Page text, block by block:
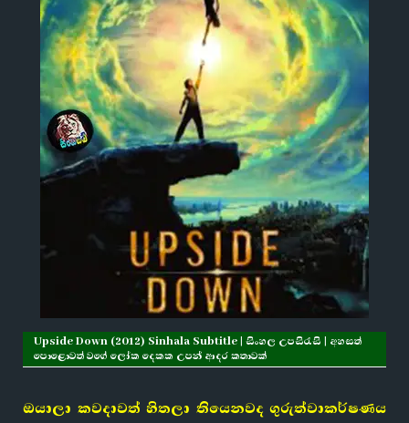
Upside Down (2012) Sinhala Subtitle | සිංහල උපසිරැසි | අහසත්
පොළොවත් වගේ ලෝක දෙකක උපන් ආදර කතාවක්
ඔයාලා කවදාවත් හිතලා තියෙනවද ගුරුත්වාකර්ෂණය